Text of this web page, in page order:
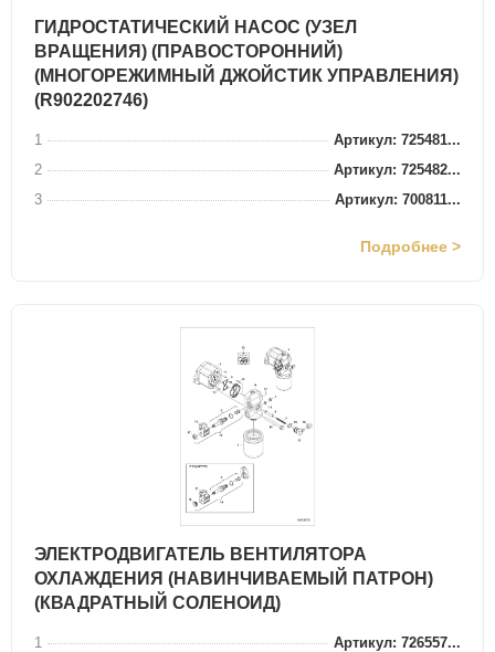
ГИДРОСТАТИЧЕСКИЙ НАСОС (УЗЕЛ
ВРАЩЕНИЯ) (ПРАВОСТОРОННИЙ)
(МНОГОРЕЖИМНЫЙ ДЖОЙСТИК УПРАВЛЕНИЯ)
(R902202746)
1
Артикул: 725481...
2
Артикул: 725482...
3
Артикул: 700811...
Подробнее >
ЭЛЕКТРОДВИГАТЕЛЬ ВЕНТИЛЯТОРА
ОХЛАЖДЕНИЯ (НАВИНЧИВАЕМЫЙ ПАТРОН)
(КВАДРАТНЫЙ СОЛЕНОИД)
1
Артикул: 726557...